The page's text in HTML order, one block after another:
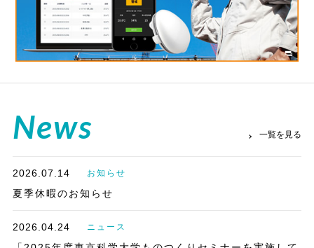
News 一覧を見る
2026.07.14 お知らせ
夏季休暇のお知らせ
2026.04.24 ニュース